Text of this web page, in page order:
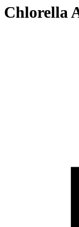
Chlorella